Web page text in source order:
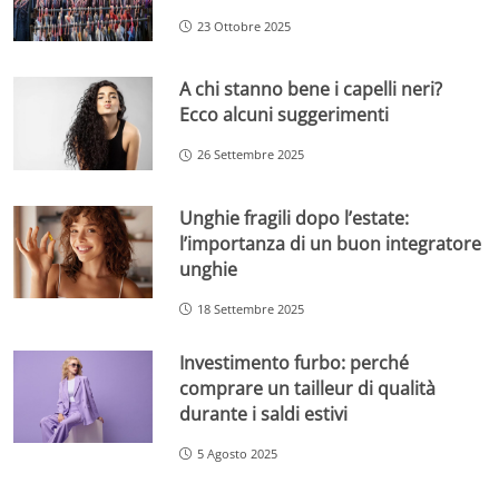
23 Ottobre 2025
A chi stanno bene i capelli neri?
Ecco alcuni suggerimenti
26 Settembre 2025
Unghie fragili dopo l’estate:
l’importanza di un buon integratore
unghie
18 Settembre 2025
Investimento furbo: perché
comprare un tailleur di qualità
durante i saldi estivi
5 Agosto 2025